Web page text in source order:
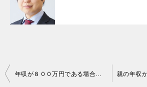
投
年収が８００万円である場合の養育費の相場／子どもの人数・年齢別ケース